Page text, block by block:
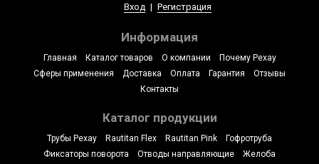
Вход | Регистрация
Информация
Главная Каталог товаров О компании
Почему Рехау
Сферы применения
Доставка Оплата Гарантия
Отзывы
Контакты
Каталог продукции
Трубы Рехау Rautitan Flex Rautitan Pink
Гофротруба
Фиксаторы поворота
Отводы направляющие Желоба